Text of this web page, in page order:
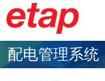
配电管理系统